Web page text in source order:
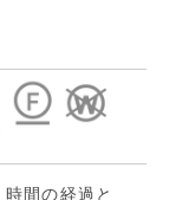
間の経過と